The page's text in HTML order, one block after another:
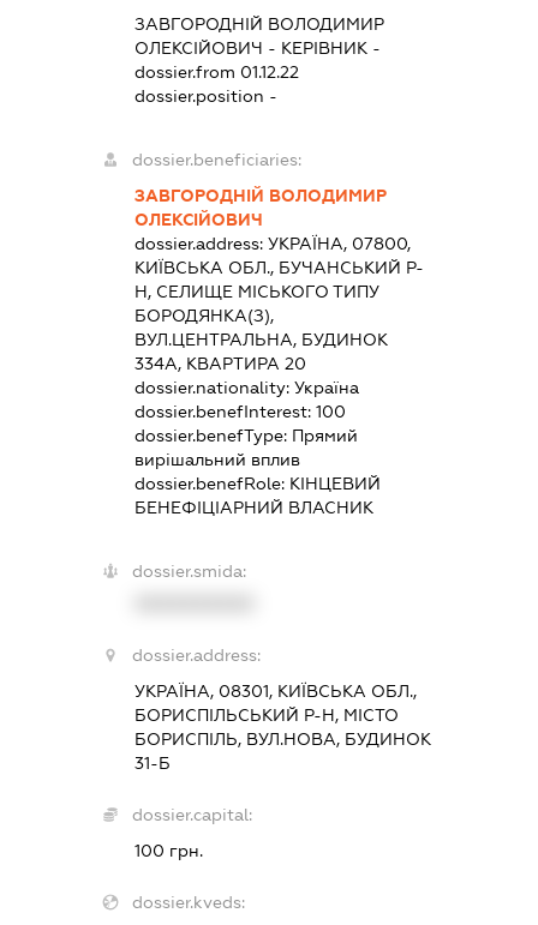
ЗАВГОРОДНІЙ ВОЛОДИМИР
ОЛЕКСІЙОВИЧ - КЕРІВНИК -
dossier.from 01.12.22
dossier.position -
dossier.beneficiaries:
ЗАВГОРОДНІЙ ВОЛОДИМИР
ОЛЕКСІЙОВИЧ
dossier.address:УКРАЇНА, 07800,
КИЇВСЬКА ОБЛ., БУЧАНСЬКИЙ Р-
Н, СЕЛИЩЕ МІСЬКОГО ТИПУ
БОРОДЯНКА(З),
ВУЛ.ЦЕНТРАЛЬНА, БУДИНОК
334А, КВАРТИРА 20
dossier.nationality:Україна
dossier.benefInterest:100
dossier.benefType: Прямий
вирішальний вплив
dossier.benefRole: КІНЦЕВИЙ
БЕНЕФІЦІАРНИЙ ВЛАСНИК
dossier.smida:
dossier.address:
УКРАЇНА, 08301, КИЇВСЬКА ОБЛ.,
БОРИСПІЛЬСЬКИЙ Р-Н, МІСТО
БОРИСПІЛЬ, ВУЛ.НОВА, БУДИНОК
31-Б
dossier.capital:
100 грн.
dossier.kveds: